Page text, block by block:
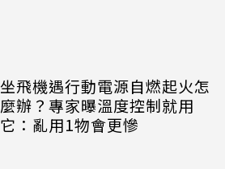
坐飛機遇行動電源自燃起火怎
麼辦？專家曝溫度控制就用
它：亂用1物會更慘